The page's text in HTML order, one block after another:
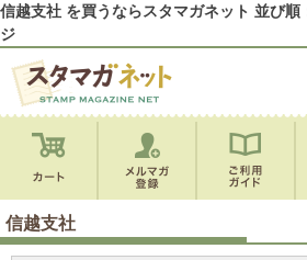
信越支社 を買うならスタマガネット 並び
ジ
信越支社